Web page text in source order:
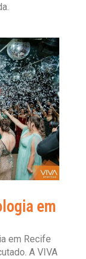
em
em Recife
A VIVA